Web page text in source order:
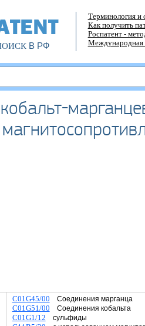
В РФ
Терминология и
Как получить
Роспатент -
Международная
C01G45/00 Соединения марганца
C01G51/00 Соединения кобальта
C01G1/12 сульфиды